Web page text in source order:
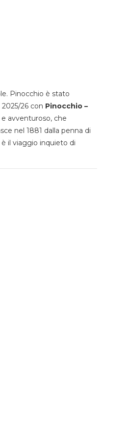
Pinocchio è stato
26 con Pinocchio –
avventuroso, che
nel 1881 dalla penna di
è il viaggio inquieto di